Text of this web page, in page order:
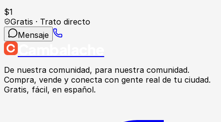
$1
Gratis · Trato directo
Mensaje
De nuestra comunidad, para nuestra comunidad.
Compra, vende y conecta con gente real de tu ciudad.
Gratis, fácil, en español.